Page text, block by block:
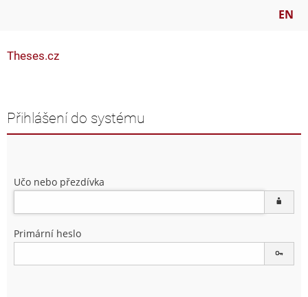
EN
Theses.cz
Přihlášení do systému
Učo nebo přezdívka
Primární heslo